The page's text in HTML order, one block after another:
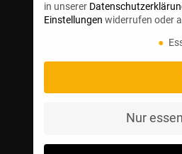
in unserer
Einstellungen widerrufen oder
Nur